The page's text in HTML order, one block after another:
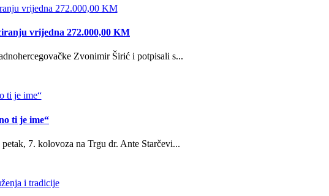
vrijedna 272.000,00 KM
Zvonimir Širić i potpisali s...
ti je ime“
7. kolovoza na Trgu dr. Ante Starčevi...